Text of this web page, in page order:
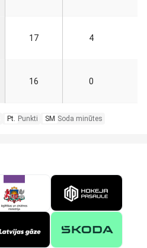
17 4
16 0
Pt. Punkti SM Soda minūtes